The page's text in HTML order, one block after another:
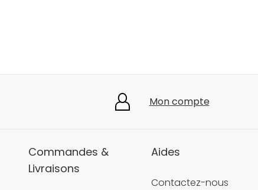
Mon compte
Commandes &
Livraisons
Aides
Contactez-nous